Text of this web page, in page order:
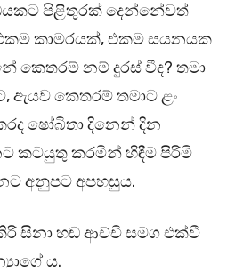
පිළිතුරක් දෙන්නේවත්
කාමරයක්, එකම සයනයක
කෙතරම් නම් දුරස් වීද? තමා
ඇයව කෙතරම් තමාට ළං
ෂෝබිතා දිනෙන් දින
කටයුතු කරමින් හිඳීම පිරිමි
අනුපට අපහසුය.
සිනා හඬ ආච්චි සමග එක්වී
ය.